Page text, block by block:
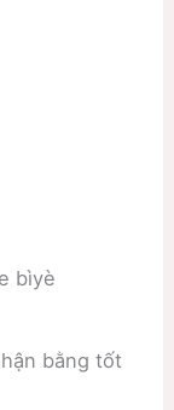
bìyè
bằng tốt